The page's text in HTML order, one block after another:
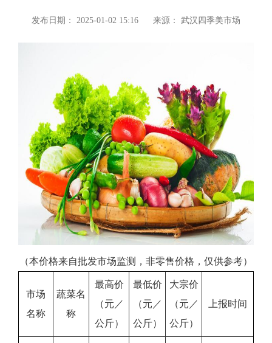
发布日期： 2025-01-02 15:16 来源： 武汉四季美市场
（本价格来自批发市场监测，非零售价格，仅供参考）
市场
名称
蔬菜名
称
最高价
（元／
公斤）
最低价
（元／
公斤）
大宗价
（元／
公斤）
上报时间